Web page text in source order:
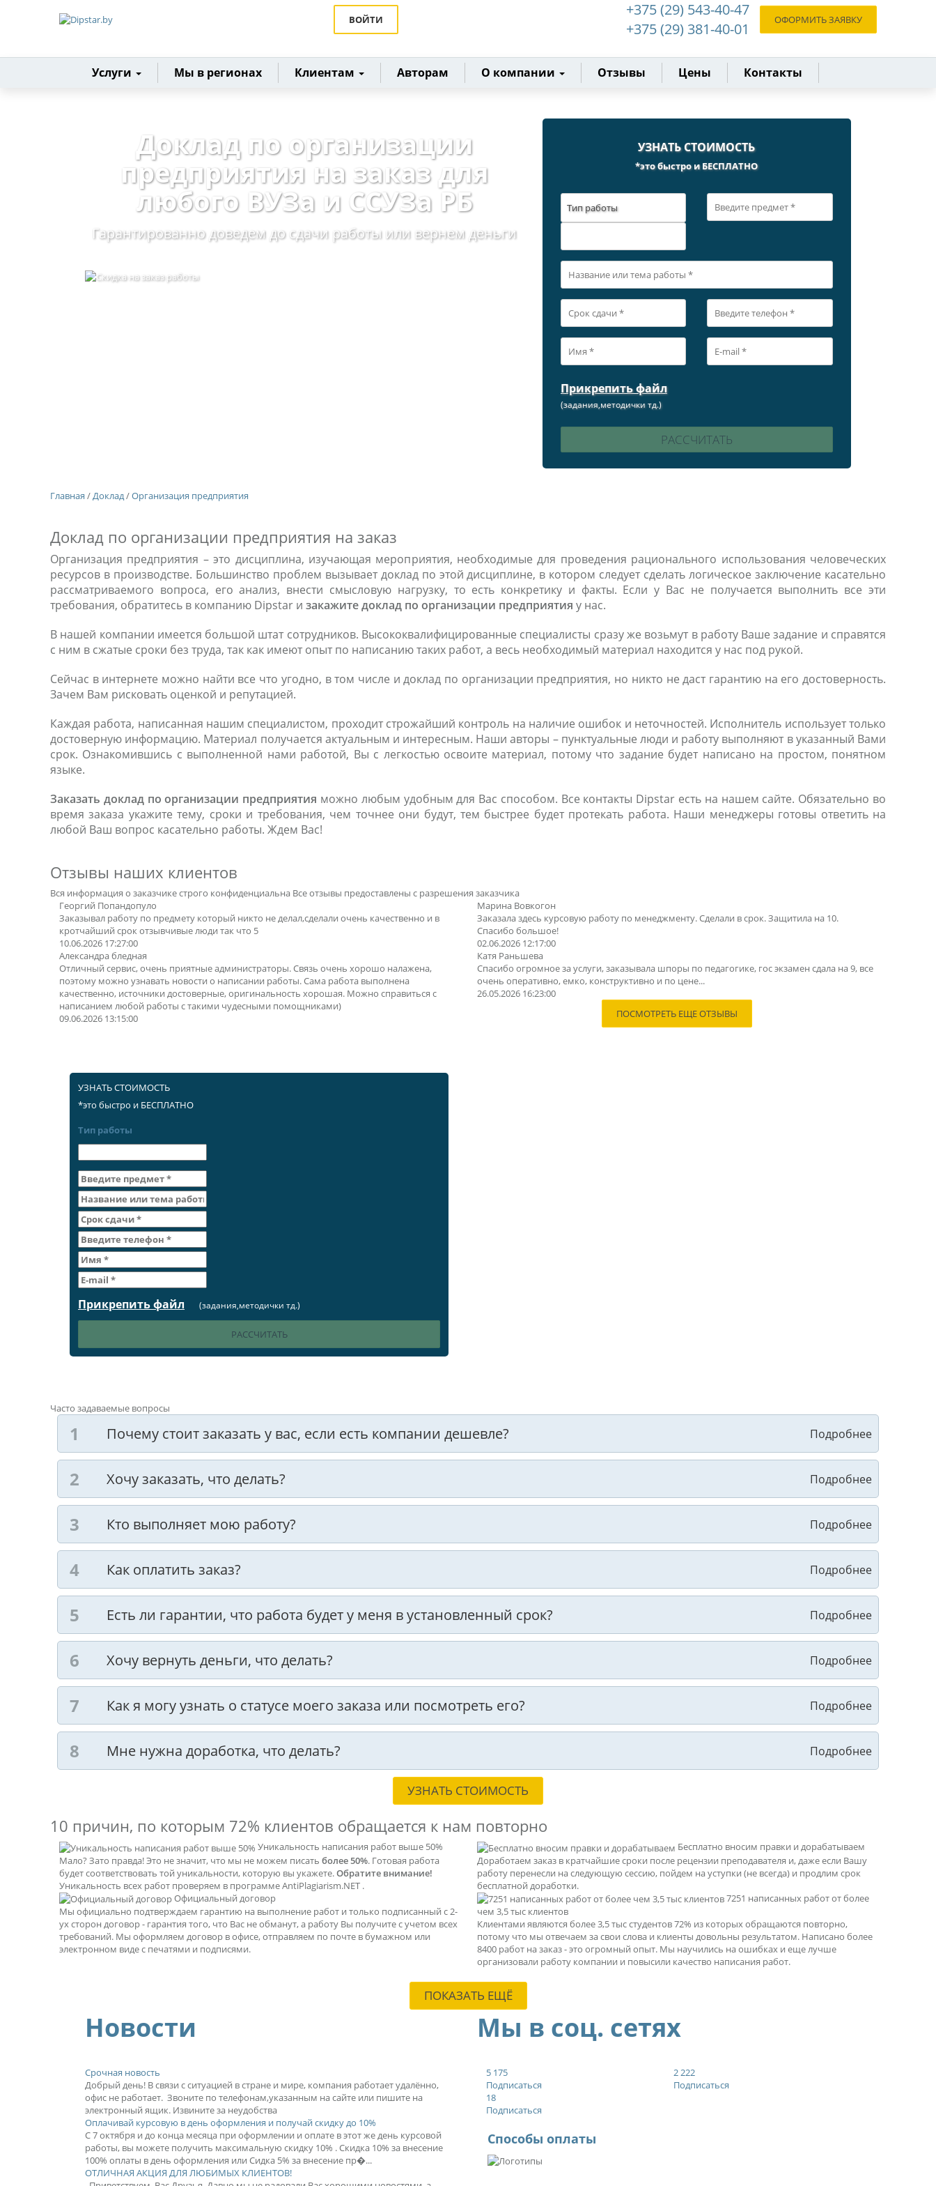
ВОЙТИ
+375 (29) 543-40-47
+375 (29) 381-40-01
ОФОРМИТЬ ЗАЯВКУ
Главная
Услуги Мы в регионах Клиентам Авторам О компании Отзывы Цены Контакты
Доклад по организации
предприятия на заказ для
любого ВУЗа и ССУЗа РБ
Гарантированно доведем до сдачи работы или вернем деньги
УЗНАТЬ СТОИМОСТЬ
*это быстро и БЕСПЛАТНО
Тип работы
Прикрепить файл
(задания,методички тд.)
Главная /Доклад/Организация предприятия
Доклад по организации предприятия на заказ
Организация предприятия – это дисциплина, изучающая мероприятия, необходимые для проведения рационального использования человеческих
ресурсов в производстве. Большинство проблем вызывает доклад по этой дисциплине, в котором следует сделать логическое заключение касательно
рассматриваемого вопроса, его анализ, внести смысловую нагрузку, то есть конкретику и факты. Если у Вас не получается выполнить все эти
требования, обратитесь в компанию Dipstar и закажите доклад по организации предприятия у нас.
В нашей компании имеется большой штат сотрудников. Высококвалифицированные специалисты сразу же возьмут в работу Ваше задание и справятся
с ним в сжатые сроки без труда, так как имеют опыт по написанию таких работ, а весь необходимый материал находится у нас под рукой.
Сейчас в интернете можно найти все что угодно, в том числе и доклад по организации предприятия, но никто не даст гарантию на его достоверность.
Зачем Вам рисковать оценкой и репутацией.
Каждая работа, написанная нашим специалистом, проходит строжайший контроль на наличие ошибок и неточностей. Исполнитель использует только
достоверную информацию. Материал получается актуальным и интересным. Наши авторы – пунктуальные люди и работу выполняют в указанный Вами
срок. Ознакомившись с выполненной нами работой, Вы с легкостью освоите материал, потому что задание будет написано на простом, понятном
языке.
Заказать доклад по организации предприятия можно любым удобным для Вас способом. Все контакты Dipstar есть на нашем сайте. Обязательно во
время заказа укажите тему, сроки и требования, чем точнее они будут, тем быстрее будет протекать работа. Наши менеджеры готовы ответить на
любой Ваш вопрос касательно работы. Ждем Вас!
Отзывы наших клиентов
Вся информация о заказчике строго конфиденциальна Все отзывы предоставлены с разрешения заказчика
Георгий Попандопуло
Заказывал работу по предмету который никто не делал,сделали очень качественно и в
кротчайший срок отзывчивые люди так что 5
10.06.2026 17:27:00
Александра бледная
Отличный сервис, очень приятные администраторы. Связь очень хорошо налажена,
поэтому можно узнавать новости о написании работы. Сама работа выполнена
качественно, источники достоверные, оригинальность хорошая. Можно справиться с
написанием любой работы с такими чудесными помощниками)
09.06.2026 13:15:00
Марина Вовкогон
Заказала здесь курсовую работу по менеджменту. Сделали в срок. Защитила на 10.
Спасибо большое!
02.06.2026 12:17:00
Катя Раньшева
Спасибо огромное за услуги, заказывала шпоры по педагогике, гос экзамен сдала на 9, все
очень оперативно, емко, конструктивно и по цене...
26.05.2026 16:23:00
ПОСМОТРЕТЬ ЕЩЕ ОТЗЫВЫ
УЗНАТЬ СТОИМОСТЬ
*это быстро и БЕСПЛАТНО
Тип работы
Прикрепить файл (задания,методички тд.)
Часто задаваемые вопросы
Почему стоит заказать у вас, если есть компании дешевле?
Хочу заказать, что делать?
Кто выполняет мою работу?
Как оплатить заказ?
Есть ли гарантии, что работа будет у меня в установленный срок?
Хочу вернуть деньги, что делать?
Как я могу узнать о статусе моего заказа или посмотреть его?
Мне нужна доработка, что делать?
УЗНАТЬ СТОИМОСТЬ
10 причин, по которым 72% клиентов обращается к нам повторно
Уникальность написания работ выше 50%
Мало? Зато правда! Это не значит, что мы не можем писать более 50%. Готовая работа
будет соответствовать той уникальности, которую вы укажете.Обратите внимание!
Уникальность всех работ проверяем в программе AntiPlagiarism.NET .
Официальный договор
Мы официально подтверждаем гарантию на выполнение работ и только подписанный с 2-
ух сторон договор - гарантия того, что Вас не обманут, а работу Вы получите с учетом всех
требований. Мы оформляем договор в офисе, отправляем по почте в бумажном или
электронном виде с печатями и подписями.
Бесплатно вносим правки и дорабатываем
Доработаем заказ в кратчайшие сроки после рецензии преподавателя и, даже если Вашу
работу перенесли на следующую сессию, пойдем на уступки (не всегда) и продлим срок
бесплатной доработки.
7251 написанных работ от более
чем 3,5 тыс клиентов
Клиентами являются более 3,5 тыс студентов 72% из которых обращаются повторно,
потому что мы отвечаем за свои слова и клиенты довольны результатом. Написано более
8400 работ на заказ - это огромный опыт. Мы научились на ошибках и еще лучше
организовали работу компании и повысили качество написания работ.
ПОКАЗАТЬ ЕЩЁ
Новости
Срочная новость
Добрый день! В связи с ситуацией в стране и мире, компания работает удалённо,
офис не работает. Звоните по телефонам,указанным на сайте или пишите на
электронный ящик. Извините за неудобства
Оплачивай курсовую в день оформления и получай скидку до 10%
С 7 октября и до конца месяца при оформлении и оплате в этот же день курсовой
работы, вы можете получить максимальную скидку 10% . Скидка 10% за внесение
100% оплаты в день оформления или Сидка 5% за внесение пр�...
ОТЛИЧНАЯ АКЦИЯ ДЛЯ ЛЮБИМЫХ КЛИЕНТОВ!
Мы в соц. сетях
5 175
Подписаться
2 222
Подписаться
18
Подписаться
Способы оплаты